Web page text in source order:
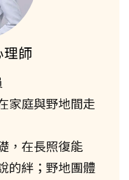
師
家庭與野地間走
，在長照復能
的絆；野地團體